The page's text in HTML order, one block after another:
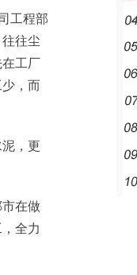
工程部
往尘
工厂
，而
，更
在做
全力